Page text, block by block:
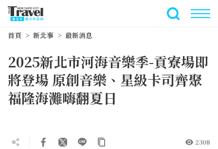
全文檢索
首頁 新北事 最新消息
2025新北市河海音樂季-貢寮場即
將登場 原創音樂、星級卡司齊聚
福隆海灘嗨翻夏日
2308